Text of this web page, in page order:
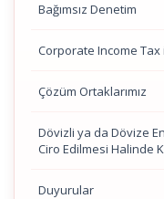
Bağımsız Denetim
Corporate Income Tax
Çözüm Ortaklarımız
Dövizli ya da Dövize
Ciro Edilmesi Halinde
Duyurular